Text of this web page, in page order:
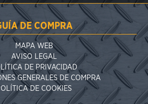
DE COMPRA
MAPA WEB
AVISO LEGAL
DE PRIVACIDAD
GENERALES DE COMPRA
DE COOKIES